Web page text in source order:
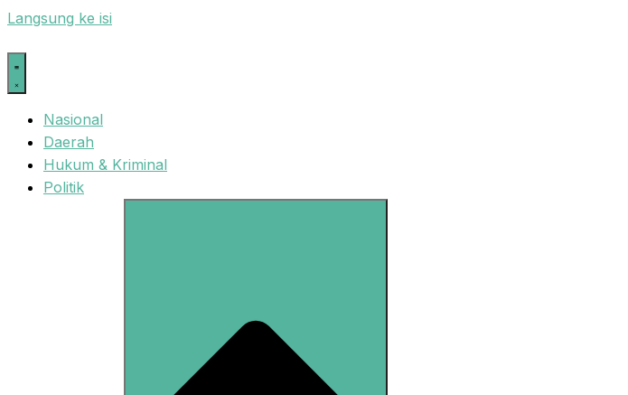
Langsung ke isi
Nasional
Daerah
Hukum & Kriminal
Politik